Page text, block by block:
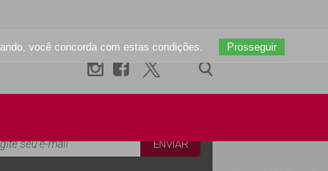
você concorda com estas condições. Prosseguir